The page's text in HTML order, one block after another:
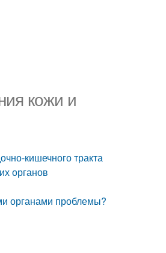
кожи и
кишечного тракта
органов
органами проблемы?